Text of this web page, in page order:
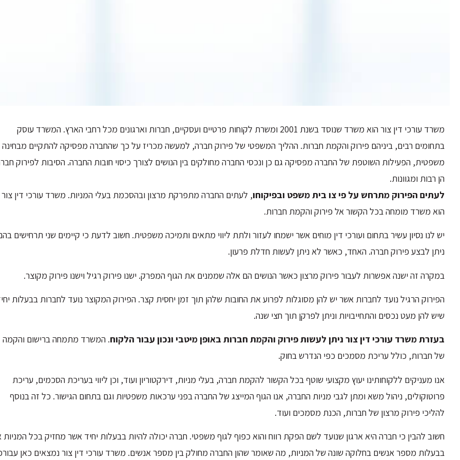
משרד עורכי דין צור הוא משרד שנוסד בשנת 2001 ומשרת לקוחות פרטיים ועסקיים, חברות וארגונים מכל רחבי הארץ. המשרד עוסק
בתחומים רבים, ביניהם פירוק והקמת חברות. ההליך המשפטי של פירוק חברה, למעשה מכריז על כך שהחברה מפסיקה להתקיים מבחינה
משפטית, הפעילות השוטפת של החברה מפסיקה גם כן ונכסי החברה מחולקים בין הנושים לצורך כיסוי חובות החברה. הסיבות לפירוק
הן רבות ומגוונות.
לעתים הפירוק מתרחש על פי צו בית משפט ובפיקוחו, לעתים החברה מתפרקת מרצון ובהסכמת בעלי המניות. משרד עורכי דין צור
הוא משרד מומחה בכל הקשור אל פירוק והקמת חברות.
יש לנו נסיון עשיר בתחום ועורכי דין מוחים אשר ישמחו לעזור ולתת ליווי מתאים ותמיכה משפטית. חשוב לדעת כי קיימים שני תרחישים
ניתן לבצע פירוק חברה. האחד, כאשר לא ניתן לעשות חדלת פרעון.
במקרה זה ישנה אפשרות לעבור פירוק מרצון כאשר הנושים הם אלה שממנים את הגוף המפרק. ישנו פירוק רגיל וישנו פירוק מקוצר.
הפירוק הרגיל נועד לחברות אשר יש להן מסוגלות לפרוע את החובות שלהן תוך זמן יחסית קצר. הפירוק המקוצר נועד לחברות בבעלות
שיש להן מעט נכסים והתחייבויות וניתן לפרקן תוך חצי שנה.
בעזרת משרד עורכי דין צור ניתן לעשות פירוק והקמת חברות באופן מיטבי ונכון עבור הלקוח. המשרד מתמחה ברישום והקמה
של חברות, כולל עריכת מסמכים כפי הנדרש בחוק.
אנו מעניקים ללקוחותינו יעוץ מקצועי שוטף בכל הקשור להקמת חברה, בעלי מניות, דירקטוריון ועוד, וכן ליווי בעריכת הסכמים, עריכת
פרוטוקולים, ניהול משא ומתן לגבי מניות החברה, אנו הגוף המייצג של החברה בפני ערכאות משפטיות וגם בתחום הגישור. כל זה בנוסף
להליכי פירוק מרצון של חברות, הכנת מסמכים ועוד.
חשוב להבין כי חברה היא ארגון שנועד לשם הפקת רווח והוא כפוף לגוף משפטי. חברה יכולה להיות בבעלות יחיד אשר מחזיק בכל המניות
בבעלות מספר אנשים בחלוקה שונה של המניות, מה שאומר שהון החברה מחולק בין מספר אנשים. משרד עורכי דין צור נמצאים כאן